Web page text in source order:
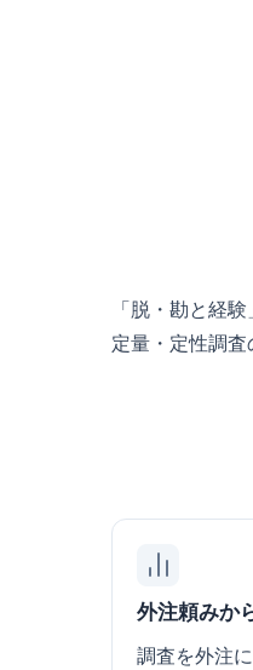
「脱・勘と経
定量・定性調
外注頼みか
調査を外注